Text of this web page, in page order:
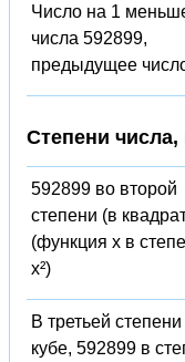
Число на 1
числа 592899,
предыдущее
Степени числа,
592899 во второй
степени (в
(функция x в
x²)
В третьей степени
кубе, 592899 в